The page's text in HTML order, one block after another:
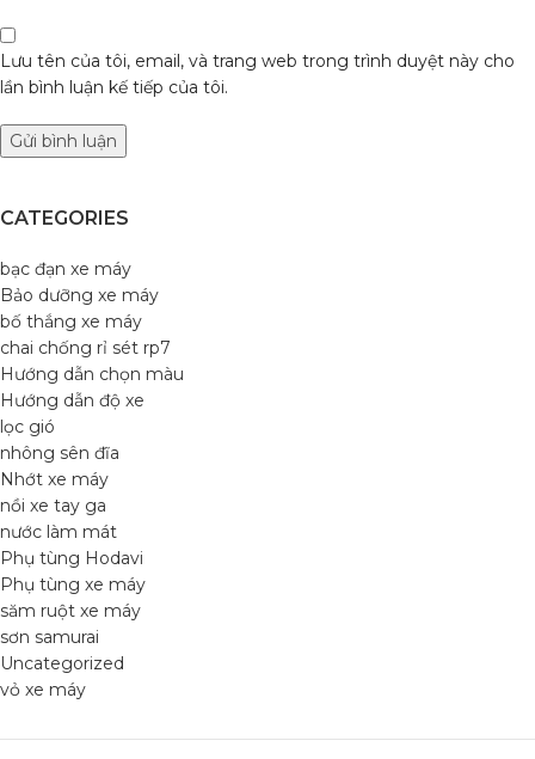
Lưu tên của tôi, email, và trang web trong trình duyệt này cho
lần bình luận kế tiếp của tôi.
CATEGORIES
bạc đạn xe máy
Bảo dưỡng xe máy
bố thắng xe máy
chai chống rỉ sét rp7
Hướng dẫn chọn màu
Hướng dẫn độ xe
lọc gió
nhông sên đĩa
Nhớt xe máy
nồi xe tay ga
nước làm mát
Phụ tùng Hodavi
Phụ tùng xe máy
săm ruột xe máy
sơn samurai
Uncategorized
vỏ xe máy